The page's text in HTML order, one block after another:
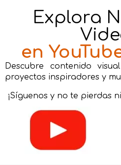
Explora
en
Descubre contenido
proyectos inspiradores y
¡Síguenos y no te pierdas